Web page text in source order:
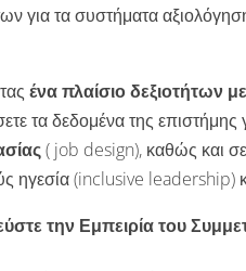
για τα συστήματα
ένα πλαίσιο δεξιοτήτων
τα δεδομένα της
( job design), καθώς και
ηγεσία (inclusive leadership)
την Εμπειρία του